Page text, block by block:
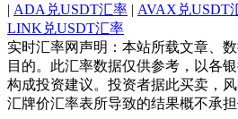
| ADA兑USDT汇率 | AVAX兑USDT
LINK兑USDT汇率
实时汇率网声明：本站所载文章、
目的。此汇率数据仅供参考，以各
构成投资建议。投资者据此买卖，
汇牌价汇率表所导致的结果概不承担